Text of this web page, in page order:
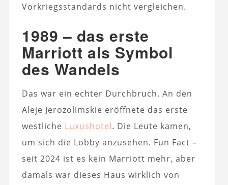
Vorkriegsstandards nicht vergleichen.
1989 – das erste
Marriott als Symbol
des Wandels
Das war ein echter Durchbruch. An den
Aleje Jerozolimskie eröffnete das erste
westliche Luxushotel. Die Leute kamen,
um sich die Lobby anzusehen. Fun Fact –
seit 2024 ist es kein Marriott mehr, aber
damals war dieses Haus wirklich von